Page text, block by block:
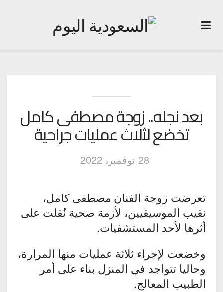
بعد نجله.. زوجة مصطفى كامل
تخضع لثلاث عمليات جراحية
28 نوفمبر، 2022
تعرضت زوجة الفنان مصطفى كامل،
نقيب الموسيقيين، لأزمة صحية نُقلت على
أثرها لأحد المستشفيات.
وخضعت لإجراء ثلاثة عمليات منها المرارة،
وحاليا تتواجد في المنزل بناء على أمر
الطبيب المعالج.